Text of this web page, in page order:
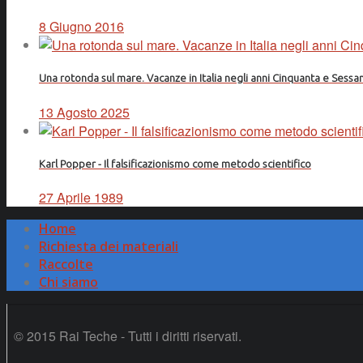
8 Giugno 2016
Una rotonda sul mare. Vacanze in Italia negli anni Cinquanta e
13 Agosto 2025
Karl Popper - Il falsificazionismo come metodo scientifico
27 Aprile 1989
Home
Richiesta dei materiali
Raccolte
Chi siamo
© 2015 Rai Teche - Tutti i diritti riservati.